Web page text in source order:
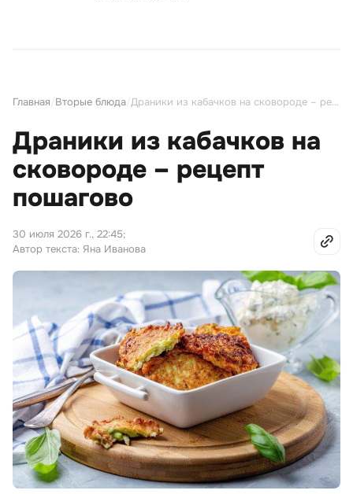
Главная Вторые блюда Драники из кабачков на сковороде – рецепт пошагово
Драники из кабачков на
сковороде – рецепт
пошагово
30 июля 2026 г., 22:45;
Автор текста: Яна Иванова